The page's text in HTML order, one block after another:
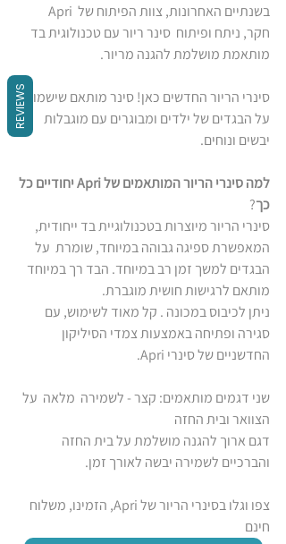
חקר, ניתח ופיתוח  סינר ריור עם טכנולוגית בד
מותאמת מושלמת להגנה מריור.
סינרי הריור החדשים כאן! סינר מותאם שישמור
על הבגדים של ילדים ומבוגרים עם מוגבלות
יבשים ונוחים.
למה סינרי הריור המותאמים של Apri יחודיים כל
כך?
סינרי הריור מיוצרות בטכנולוגיית בד ייחודית,
המאפשרת ספיגה גבוהה במיוחד, שומרת  על
הבגדים למשך זמן רב במיוחד. הבד רך במיוחד
מותאם לרגישות חושית מוגברת.
ניתן לכיבוס במכונה . קל מאוד לשימוש, עם
סגירה ופתיחה באמצעות צמדי הסיליקון
החדשניים של סינרי Apri.
שני דגמים מותאמים: קצר - לשמירה  מלאה  על
הצוואר ובית החזה
דגם ארוך להגנה מושלמת על בית החזה
והברכיים לשמירה יבשה לאורך זמן.
צפו וגלו בסינרי הריור של Apri, הזמינו, משלוח
חינם
REVIEWS